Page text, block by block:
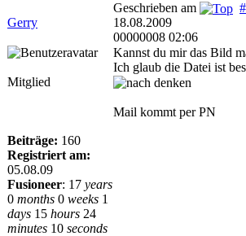
Gerry
Geschrieben am
18.08.2009
00000008 02:06
Mitglied
Beiträge: 160
Registriert am:
05.08.09
Fusioneer: 17 years
0 months 0 weeks 1
days 15 hours 24
minutes 10 seconds
Kannst du mir das Bild
Ich glaub die Datei ist
Mail kommt per PN